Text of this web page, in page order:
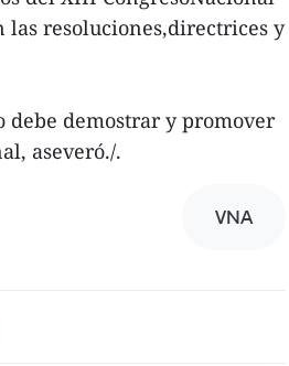
las resoluciones,directrices y
demostrar y promover
aseveró./.
VNA